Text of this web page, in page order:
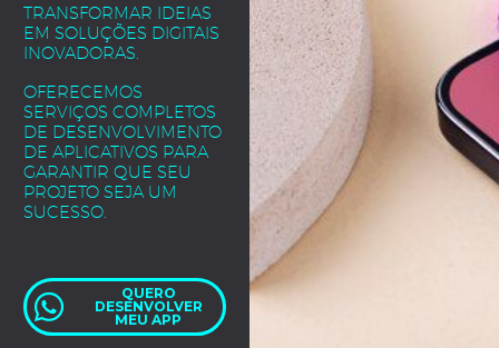
TRANSFORMAR IDEIAS
EM SOLUÇÕES DIGITAIS
INOVADORAS.
OFERECEMOS
SERVIÇOS COMPLETOS
DE DESENVOLVIMENTO
DE APLICATIVOS PARA
GARANTIR QUE SEU
PROJETO SEJA UM
SUCESSO.
QUERO
DESENVOLVER
MEU APP